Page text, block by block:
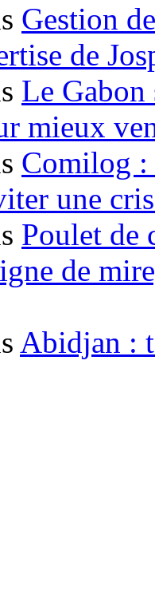
Gestion
de
Le Gabon
mieux
Comilog :
une
Poulet de
de
Abidjan :